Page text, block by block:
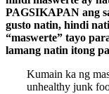
PAGSIKAPAN ang
gusto natin, hindi
“maswerte” tayo
lamang natin itong
Kumain ka ng
unhealthy junk